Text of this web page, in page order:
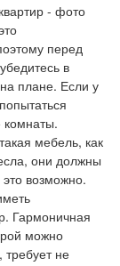
- фото
перед
в
плане. Если у
комнаты.
мебель, как
они должны
возможно.
Гармоничная
можно
требует не